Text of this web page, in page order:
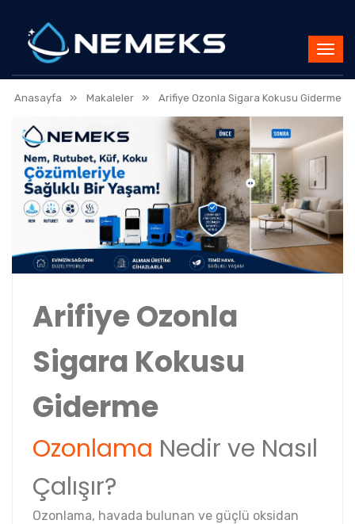
Anasayfa » Makaleler » Arifiye Ozonla Sigara Kokusu Giderme
Arifiye Ozonla
Sigara Kokusu
Giderme
Ozonlama Nedir ve Nasıl
Çalışır?
Ozonlama, havada bulunan ve güçlü oksidan